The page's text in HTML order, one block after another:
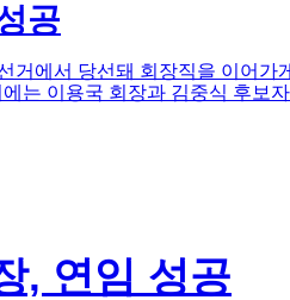
공
에서 당선돼 회장직을 이어
이용국 회장과 김중식 후보
, 연임 성공